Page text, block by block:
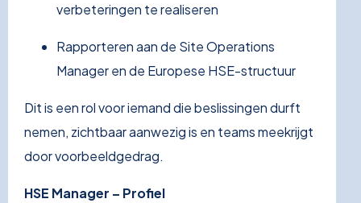
verbeteringen te realiseren
Rapporteren aan de Site Operations
Manager en de Europese HSE-structuur
Dit is een rol voor iemand die beslissingen durft
nemen, zichtbaar aanwezig is en teams meekrijgt
door voorbeeldgedrag.
HSE Manager – Profiel